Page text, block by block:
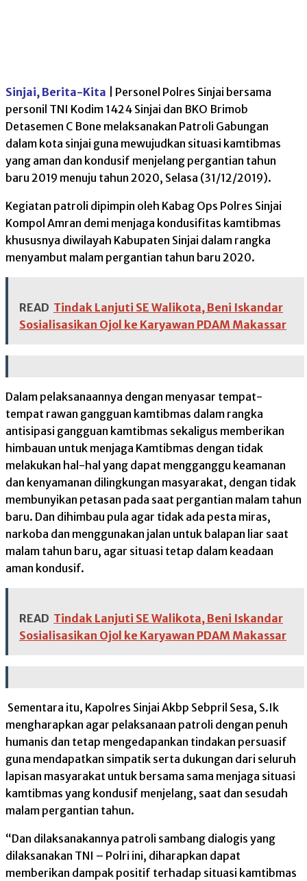
Sinjai, Berita-Kita | Personel Polres Sinjai bersama
personil TNI Kodim 1424 Sinjai dan BKO Brimob
Detasemen C Bone melaksanakan Patroli Gabungan
dalam kota sinjai guna mewujudkan situasi kamtibmas
yang aman dan kondusif menjelang pergantian tahun
baru 2019 menuju tahun 2020, Selasa (31/12/2019).
Kegiatan patroli dipimpin oleh Kabag Ops Polres Sinjai
Kompol Amran demi menjaga kondusifitas kamtibmas
khususnya diwilayah Kabupaten Sinjai dalam rangka
menyambut malam pergantian tahun baru 2020.
READ Tindak Lanjuti SE Walikota, Beni Iskandar
Sosialisasikan Ojol ke Karyawan PDAM Makassar
Dalam pelaksanaannya dengan menyasar tempat-
tempat rawan gangguan kamtibmas dalam rangka
antisipasi gangguan kamtibmas sekaligus memberikan
himbauan untuk menjaga Kamtibmas dengan tidak
melakukan hal-hal yang dapat mengganggu keamanan
dan kenyamanan dilingkungan masyarakat, dengan tidak
membunyikan petasan pada saat pergantian malam tahun
baru. Dan dihimbau pula agar tidak ada pesta miras,
narkoba dan menggunakan jalan untuk balapan liar saat
malam tahun baru, agar situasi tetap dalam keadaan
aman kondusif.
READ Tindak Lanjuti SE Walikota, Beni Iskandar
Sosialisasikan Ojol ke Karyawan PDAM Makassar
Sementara itu, Kapolres Sinjai Akbp Sebpril Sesa, S.Ik
mengharapkan agar pelaksanaan patroli dengan penuh
humanis dan tetap mengedapankan tindakan persuasif
guna mendapatkan simpatik serta dukungan dari seluruh
lapisan masyarakat untuk bersama sama menjaga situasi
kamtibmas yang kondusif menjelang, saat dan sesudah
malam pergantian tahun.
“Dan dilaksanakannya patroli sambang dialogis yang
dilaksanakan TNI – Polri ini, diharapkan dapat
memberikan dampak positif terhadap situasi kamtibmas